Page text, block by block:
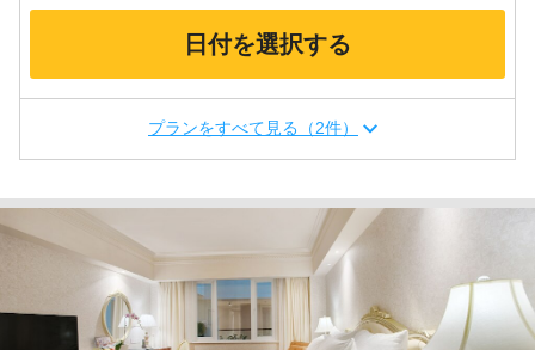
日付を選択する
プランをすべて見る（2件）